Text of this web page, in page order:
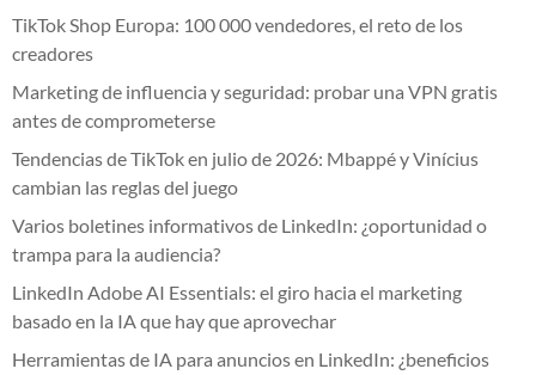
TikTok Shop Europa: 100 000 vendedores, el reto de los
creadores
Marketing de influencia y seguridad: probar una VPN gratis
antes de comprometerse
Tendencias de TikTok en julio de 2026: Mbappé y Vinícius
cambian las reglas del juego
Varios boletines informativos de LinkedIn: ¿oportunidad o
trampa para la audiencia?
LinkedIn Adobe AI Essentials: el giro hacia el marketing
basado en la IA que hay que aprovechar
Herramientas de IA para anuncios en LinkedIn: ¿beneficios